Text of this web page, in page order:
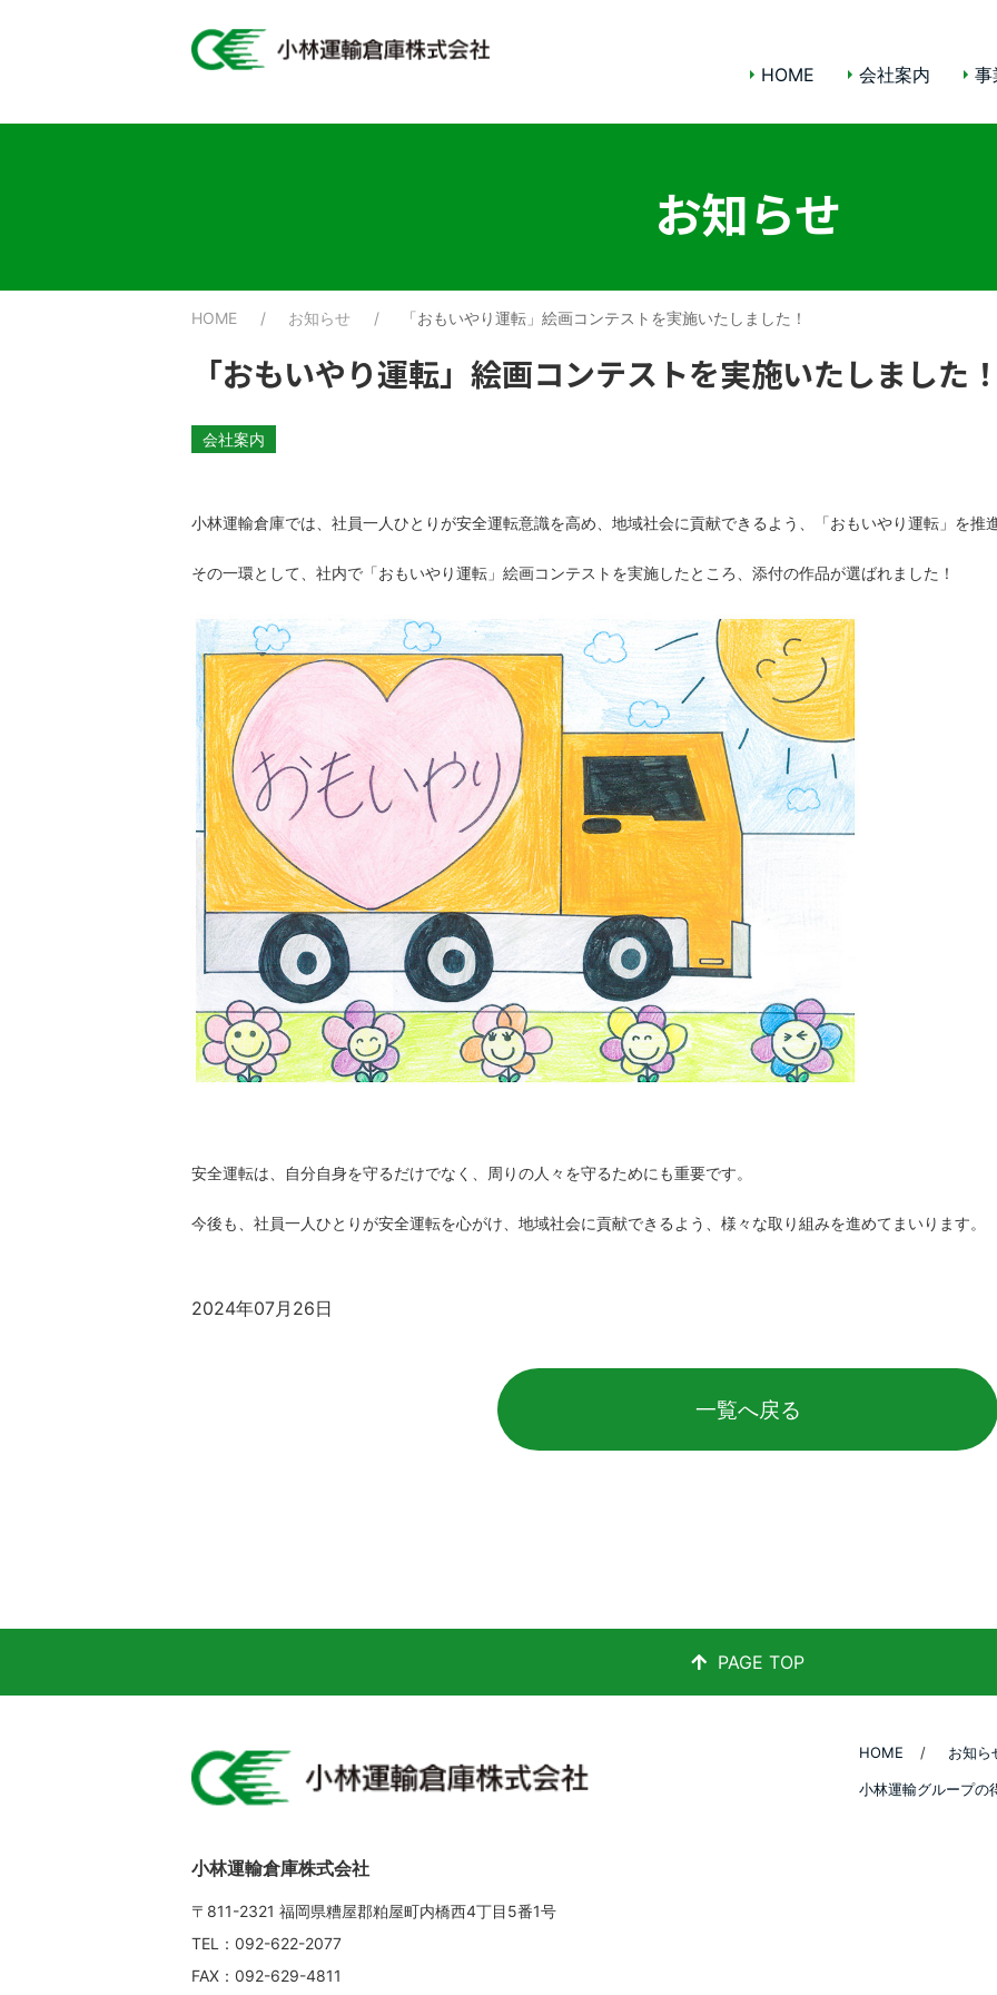
HOME 会社案内 事
お知らせ
HOME お知らせ 「おもいやり運転」絵画コンテストを実施いたしました！
「おもいやり運転」絵画コンテストを実施いたしました！
会社案内
小林運輸倉庫では、社員一人ひとりが安全運転意識を高め、地域社会に貢献できるよう、「おもいやり運転」を推
その一環として、社内で「おもいやり運転」絵画コンテストを実施したところ、添付の作品が選ばれました！
安全運転は、自分自身を守るだけでなく、周りの人々を守るためにも重要です。
今後も、社員一人ひとりが安全運転を心がけ、地域社会に貢献できるよう、様々な取り組みを進めてまいります。
2024年07月26日
一覧へ戻る
PAGE TOP
小林運輸倉庫株式会社
〒811-2321 福岡県糟屋郡粕屋町内橋西4丁目5番1号
TEL：092-622-2077
FAX：092-629-4811
HOME お知ら
小林運輸グループの